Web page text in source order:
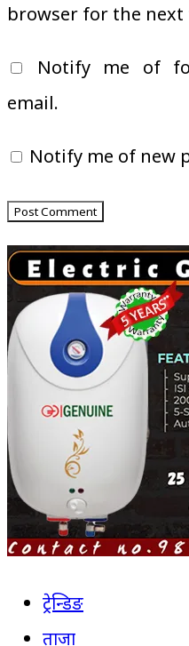
browser for the
Notify me of
email.
Notify me of new
ट्रेन्डिङ
ताजा